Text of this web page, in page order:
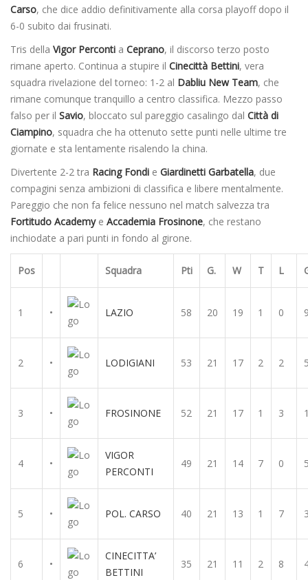
Carso, che dice addio definitivamente alla corsa playoff dopo il
6-0 subito dai frusinati.
Tris della Vigor Perconti a Ceprano, il discorso terzo posto
rimane aperto. Continua a stupire il Cinecittà Bettini, vera
squadra rivelazione del torneo: 1-2 al Dabliu New Team, che
rimane comunque tranquillo a centro classifica. Mezzo passo
falso per il Savio, bloccato sul pareggio casalingo dal Città di
Ciampino, squadra che ha ottenuto sette punti nelle ultime tre
giornate e sta lentamente risalendo la china.
Divertente 2-2 tra Racing Fondi e Giardinetti Garbatella, due
compagini senza ambizioni di classifica e libere mentalmente.
Pareggio che non fa felice nessuno nel match salvezza tra
Fortitudo Academye Accademia Frosinone, che restano
inchiodate a pari punti in fondo al girone.
Pos Squadra Pti G. W T L
1 • LAZIO 58 20 19 1 0
2 • LODIGIANI 53 21 17 2 2
3 • FROSINONE 52 21 17 1 3
4 •
VIGOR
PERCONTI
49 21 14 7 0
5 • POL. CARSO 40 21 13 1 7
6 •
CINECITTA’
BETTINI
35 21 11 2 8